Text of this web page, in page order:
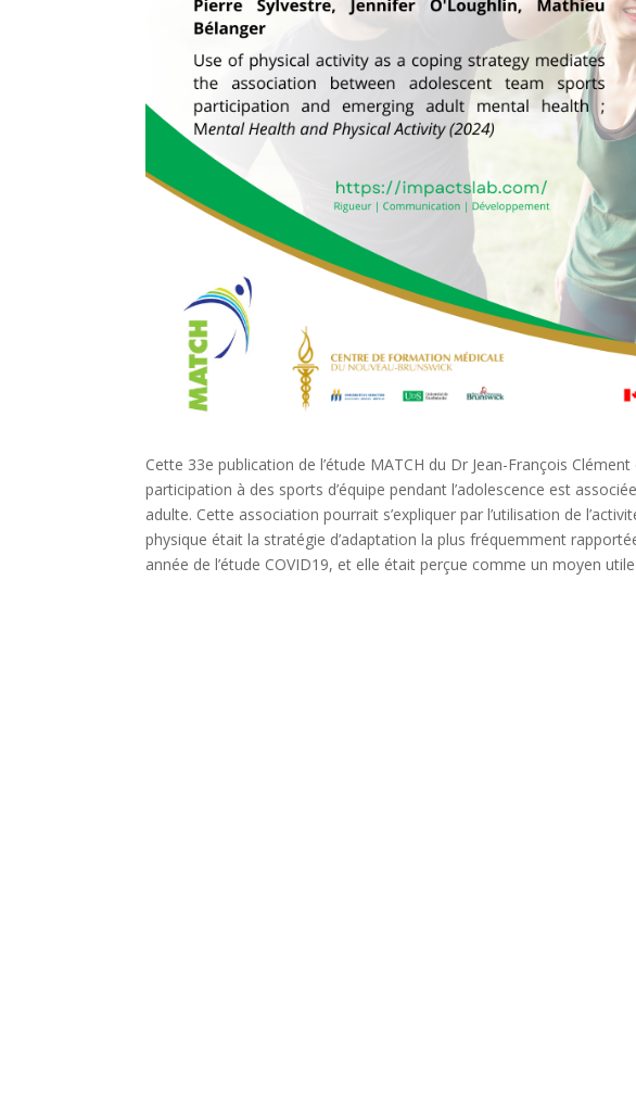
Cette 33e publication de l’étude MATCH du Dr Jean-François
participation à des sports d’équipe pendant l’adolescence est
adulte. Cette association pourrait s’expliquer par l’utilisation de
physique était la stratégie d’adaptation la plus fréquemment
année de l’étude COVID19, et elle était perçue comme un moyen